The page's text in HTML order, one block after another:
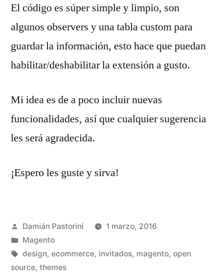
El código es súper simple y limpio, son
algunos observers y una tabla custom para
guardar la información, esto hace que puedan
habilitar/deshabilitar la extensión a gusto.
Mi idea es de a poco incluir nuevas
funcionalidades, así que cualquier sugerencia
les será agradecida.
¡Espero les guste y sirva!
Publicado
por
Damián Pastorini
1 marzo, 2016
Publicado
en
Magento
Etiquetas:
design, ecommerce, invitados, magento, open
source, themes